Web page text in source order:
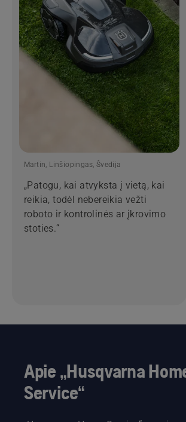
Martin, Linšiopingas, Švedija
„Patogu, kai atvyksta į vietą, kai
reikia, todėl nebereikia vežti
roboto ir kontrolinės ar įkrovimo
stoties.“
Apie „Husqvarna
Service“